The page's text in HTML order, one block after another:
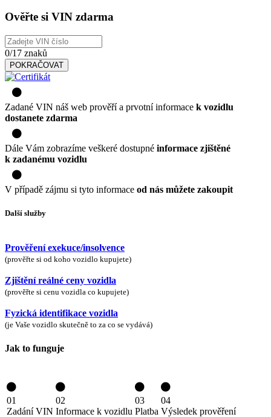
Ověřte si VIN zdarma
0/17 znaků
POKRAČOVAT
1
Zadané VIN náš web prověří a prvotní informace k vozidlu
dostanete zdarma
2
Dále Vám zobrazíme veškeré dostupné informace zjištěné
k zadanému vozidlu
3
V případě zájmu si tyto informace od nás můžete zakoupit
Další služby
Prověření exekuce/insolvence
(prověřte si od koho vozidlo kupujete)
Zjištění reálné ceny vozidla
(prověřte si cenu vozidla co kupujete)
Fyzická identifikace vozidla
(je Vaše vozidlo skutečně to za co se vydává)
Jak to funguje
01
Zadání VIN
02
Informace k vozidlu
03
Platba
04
Výsledek prověření